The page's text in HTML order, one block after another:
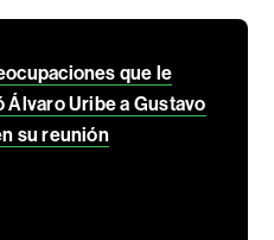
que le
Álvaro Uribe a Gustavo
su reunión